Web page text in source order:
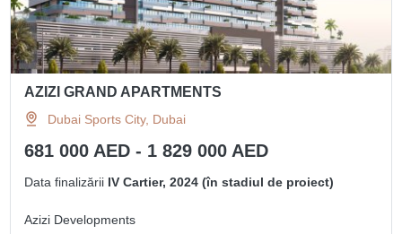
AZIZI GRAND APARTMENTS
Dubai Sports City, Dubai
681 000 AED - 1 829 000 AED
Data finalizării IV Cartier, 2024 (în stadiul de proiect)
Azizi Developments